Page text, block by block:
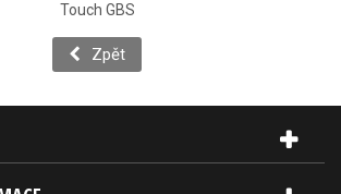
Touch GBS
Zpět